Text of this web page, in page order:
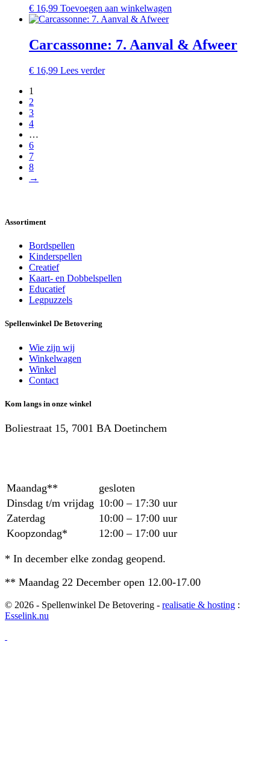
€ 16,99 Toevoegen aan winkelwagen
Carcassonne: 7. Aanval & Afweer
€ 16,99 Lees verder
1
2
3
4
…
6
7
8
→
Assortiment
Bordspellen
Kinderspellen
Creatief
Kaart- en Dobbelspellen
Educatief
Legpuzzels
Spellenwinkel De Betover​ing
Wie zijn wij
Winkelwagen
Winkel
Contact
Kom langs in onze winkel
Boliestraat 15, 7001 BA Doetinchem
Maandag**
gesloten
Dinsdag t/m vrijdag 10:00 – 17:30 uur
Zaterdag
10:00 – 17:00 uur
Koopzondag*
12:00 – 17:00 uur
* In december elke zondag geopend.
** Maandag 22 December open 12.00-17.00
© 2026 - Spellenwinkel De Betovering - realisatie & hosting :
Esselink.nu